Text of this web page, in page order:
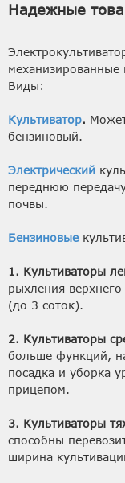
Надежные
Виды:
Культиватор.
бензиновый.
Электрический
переднюю
почвы.
Бензиновые
1. Культиваторы
рыхления
(до 3 соток).
2. Культиваторы
больше функций,
посадка и уборка
прицепом.
3. Культиваторы
способны
ширина